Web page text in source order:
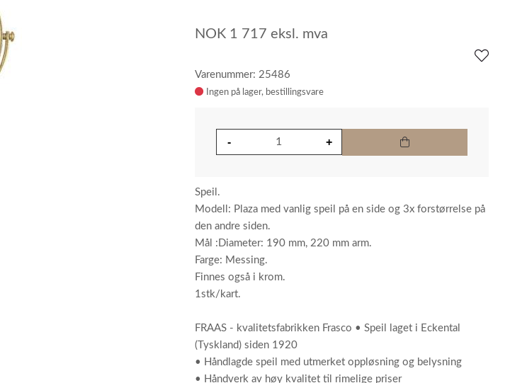
NOK 1 717 eksl. mva
Varenummer: 25486
Ingen på lager
Speil.
Modell: Plaza med vanlig speil på en side og 3x forstørrelse på
den andre siden.
Mål :Diameter: 190 mm, 220 mm arm.
Farge: Messing.
Finnes også i krom.
1stk/kart.
FRAAS - kvalitetsfabrikken Frasco • Speil laget i Eckental
(Tyskland) siden 1920
• Håndlagde speil med utmerket oppløsning og belysning
• Håndverk av høy kvalitet til rimelige priser